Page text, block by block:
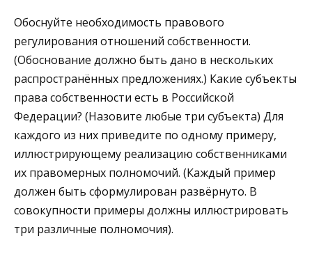
Обоснуйте необходимость правового
регулирования отношений собственности.
(Обоснование должно быть дано в нескольких
распространённых предложениях.) Какие субъекты
права собственности есть в Российской
Федерации? (Назовите любые три субъекта) Для
каждого из них приведите по одному примеру,
иллюстрирующему реализацию собственниками
их правомерных полномочий. (Каждый пример
должен быть сформулирован развёрнуто. В
совокупности примеры должны иллюстрировать
три различные полномочия).